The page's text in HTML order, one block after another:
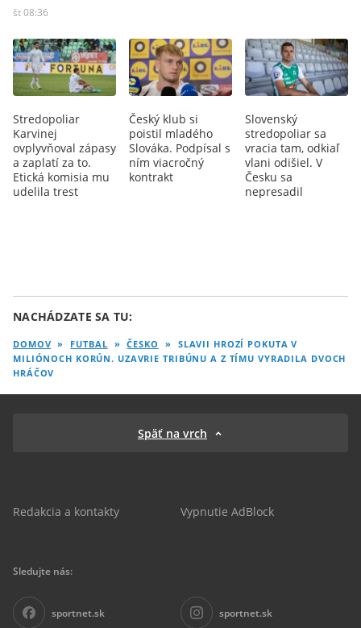
št 08:36
Stredopoliar
Karvinej
ovplyvňoval zápasy
a zaplatí za to.
Etická komisia mu
udelila trest
Český klub si
poistil mladého
Slováka. Podpísal s
ním viacročný
kontrakt
Slovenský
stredopoliar sa
vracia tam, odkiaľ
vlani odišiel. V
Česku sa
nepresadil
NACHÁDZATE SA TU:
DOMOV » FUTBAL » ČESKO » SLAVII HROZÍ POKUTA V
MILIÓNOCH KORÚN. UZAVRIE TRIBÚNU A Z TÍMU VYRADILA DVOCH
HRÁČOV
Späť na vrch
Redakcia a kontakty Vypnutie AdBlock
Sledujte nás:
sportnet.sk sportnet.sk